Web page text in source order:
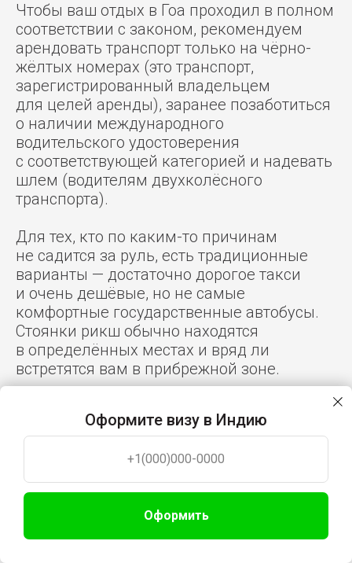
Оформите визу в Индию
+1(000)000-0000
Оформить
Чтобы ваш отдых в Гоа проходил в полном
соответствии с законом, рекомендуем
арендовать транспорт только на чёрно-
жёлтых номерах (это транспорт,
зарегистрированный владельцем
для целей аренды), заранее позаботиться
о наличии международного
водительского удостоверения
с соответствующей категорией и надевать
шлем (водителям двухколёсного
транспорта).
Для тех, кто по каким-то причинам
не садится за руль, есть традиционные
варианты — достаточно дорогое такси
и очень дешёвые, но не самые
комфортные государственные автобусы.
Стоянки рикш обычно находятся
в определённых местах и вряд ли
встретятся вам в прибрежной зоне.
адекватного приложения для заказа
такси. Но есть возможность заказать
такси через нас: перейдите по ссылке
и рассчитайте стоимость заказатакси
в Гоа из аэропорта
Манохар или Даболим
в удобном калькуляторе.